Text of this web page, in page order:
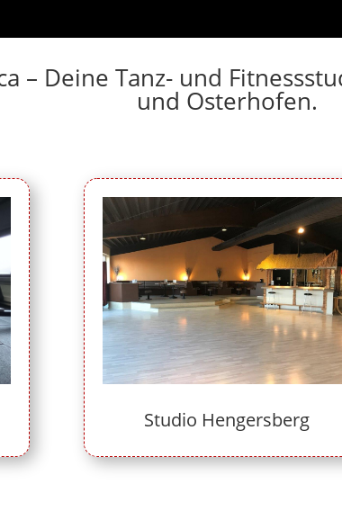
– Deine Tanz- und
und Osterhofen.
Studio Hengersberg